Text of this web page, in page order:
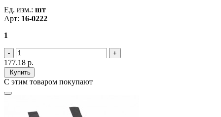
Ед. изм.: шт
Арт: 16-0222
1
177.18 р.
Купить
С этим товаром покупают